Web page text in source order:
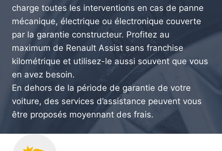
charge toutes les interventions en cas de panne
mécanique, électrique ou électronique couverte
par la garantie constructeur. Profitez au
maximum de Renault Assist sans franchise
kilométrique et utilisez-le aussi souvent que vous
en avez besoin.
En dehors de la période de garantie de votre
voiture, des services d’assistance peuvent vous
être proposés moyennant des frais.